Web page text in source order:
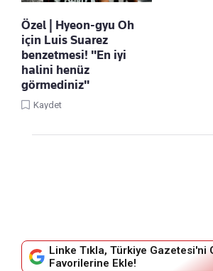
Özel | Hyeon-gyu Oh
için Luis Suarez
benzetmesi! "En iyi
halini henüz
görmediniz"
Kaydet
Linke Tıkla, Türkiye Gazetesi'ni
Favorilerine Ekle!